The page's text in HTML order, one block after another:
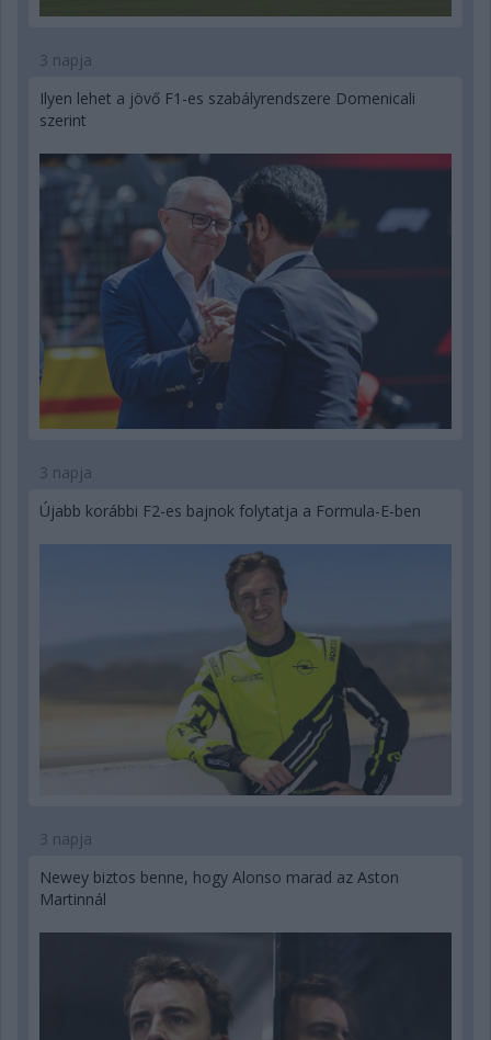
3 napja
Ilyen lehet a jövő F1-es szabályrendszere Domenicali
szerint
3 napja
Újabb korábbi F2-es bajnok folytatja a Formula-E-ben
3 napja
Newey biztos benne, hogy Alonso marad az Aston
Martinnál